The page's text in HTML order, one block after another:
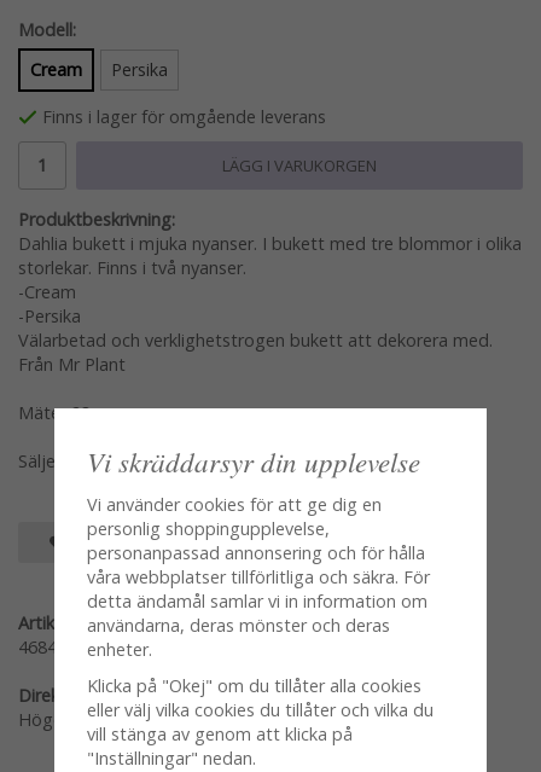
Modell:
Cream
Persika
Finns i lager för omgående leverans
LÄGG I VARUKORGEN
Produktbeskrivning:
Dahlia bukett i mjuka nyanser. I bukett med tre blommor i olika
storlekar. Finns i två nyanser.
-Cream
-Persika
Välarbetad och verklighetstrogen bukett att dekorera med.
Från Mr Plant
Mäter 28cm
Säljes per styck var modell för sig
SPARA SOM FAVORIT
Artikelnummer:
4684-10
Direktlänk:
Högerklicka och kopiera adressen
Vi skräddarsyr din upplevelse
Vi använder cookies för att ge dig en
personlig shoppingupplevelse,
personanpassad annonsering och för hålla
våra webbplatser tillförlitliga och säkra. För
detta ändamål samlar vi in information om
användarna, deras mönster och deras
enheter.
Klicka på "Okej" om du tillåter alla cookies
eller välj vilka cookies du tillåter och vilka du
vill stänga av genom att klicka på
"Inställningar" nedan.